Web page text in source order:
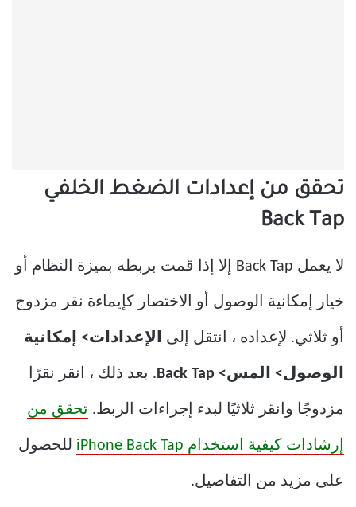
تحقق من إعدادات الضغط الخلفي
Back Tap
لا يعمل Back Tap إلا إذا قمت بربطه بميزة النظام أو
خيار إمكانية الوصول أو الاختصار كإيماءة نقر مزدوج
أو ثلاثي. لإعداده ، انتقل إلى الإعدادات> إمكانية
الوصول> المس> Back Tap . بعد ذلك ، انقر نقرًا
مزدوجًا وانقر ثلاثيًا لبدء إجراءات الربط. تحقق من
إرشادات كيفية استخدام iPhone Back Tap للحصول
على مزيد من التفاصيل.